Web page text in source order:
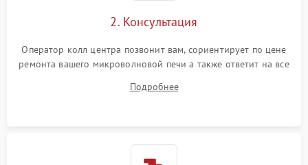
2. Консультация
Оператор колл центра позвонит вам, сориентирует по цене
ремонта вашего микроволновой печи а также ответит на все
Подробнее